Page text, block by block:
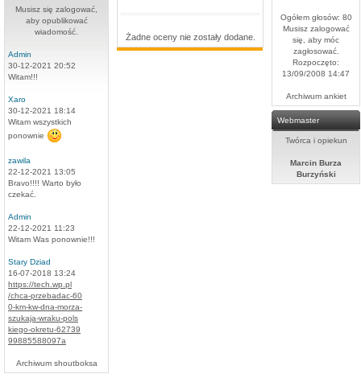
Musisz się zalogować,
aby opublikować
wiadomość.
Admin
30-12-2021 20:52
Witam!!!
Xaro
30-12-2021 18:14
Witam wszystkich
ponownie
zawila
22-12-2021 13:05
Bravo!!!! Warto było
czekać.
Admin
22-12-2021 11:23
Witam Was ponownie!!!
Stary Dziad
16-07-2018 13:24
https://tech.wp.pl
/chca-przebadac-60
0-km-kw-dna-morza-
szukaja-wraku-pols
kiego-okretu-62739
99885588097a
Archiwum shoutboksa
Żadne oceny nie zostały dodane.
Ogółem głosów: 80
Musisz zalogować
się, aby móc
zagłosować.
Rozpoczęto:
13/09/2008 14:47
Archiwum ankiet
Webmaster
Twórca i opiekun
Marcin Burza
Burzyński